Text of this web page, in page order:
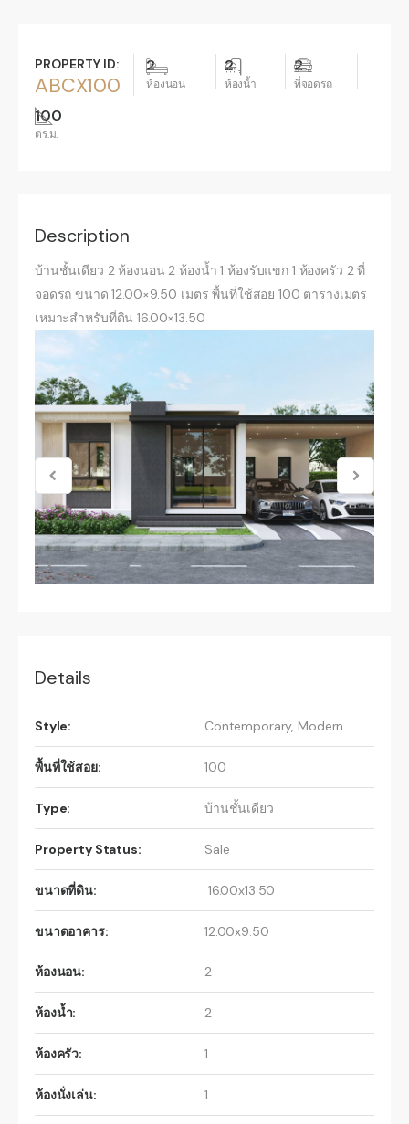
PROPERTY ID:
ABCX100
2
ห้องนอน
2
ห้องน้ำ
2
ที่จอดรถ
100
ตร.ม.
Description
บ้านชั้นเดียว 2 ห้องนอน 2 ห้องน้ำ 1 ห้องรับแขก 1 ห้องครัว 2 ที่
จอดรถ ขนาด 12.00×9.50 เมตร พื้นที่ใช้สอย 100 ตารางเมตร
เหมาะสำหรับที่ดิน 16.00×13.50
Details
Style: Contemporary, Modern
พื้นที่ใช้สอย: 100
Type: บ้านชั้นเดียว
Property Status: Sale
ขนาดที่ดิน: 16.00x13.50
ขนาดอาคาร: 12.00x9.50
ห้องนอน: 2
ห้องน้ำ: 2
ห้องครัว: 1
ห้องนั่งเล่น: 1